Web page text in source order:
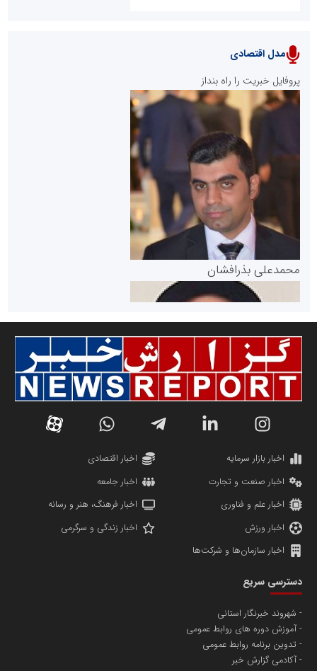
پایگاه خبری نهضت ملی مسکن
پایگاه خبری گفتمان یزد
دانشگاه سئوی ایران
پایگاه اطلاع رسانی اعتلای نهادهای مردمی
سازمان بورس و اوراق بهادار
مرجع اخبار موثق در بازارسرمایه
سازمان صنعت،معدن و تجارت
تامین آهن اسفنجی تولیدکنندگان فولاد در کشور
مدل اقتصادی
پروفایل خبریت را راه بنداز
محمدعلی بذرافشان
مریم حاج نوروز نظری
مسعودصادقی
اخبار بازار سرمایه
اخبار اقتصادی
اخبار صنعت و تجارت
اخبار جامعه
اخبار علم و فناوری
اخبار فرهنگ، هنر و رسانه
اخبار ورزش
اخبار زندگی و سرگرمی
اخبار سازمان‌ها و شرکت‌ها
دسترسی سریع
شهروند خبرنگار استانی
آموزش دوره های روابط عمومی
تدوین برنامه روابط عمومی
آکادمی گزارش خبر